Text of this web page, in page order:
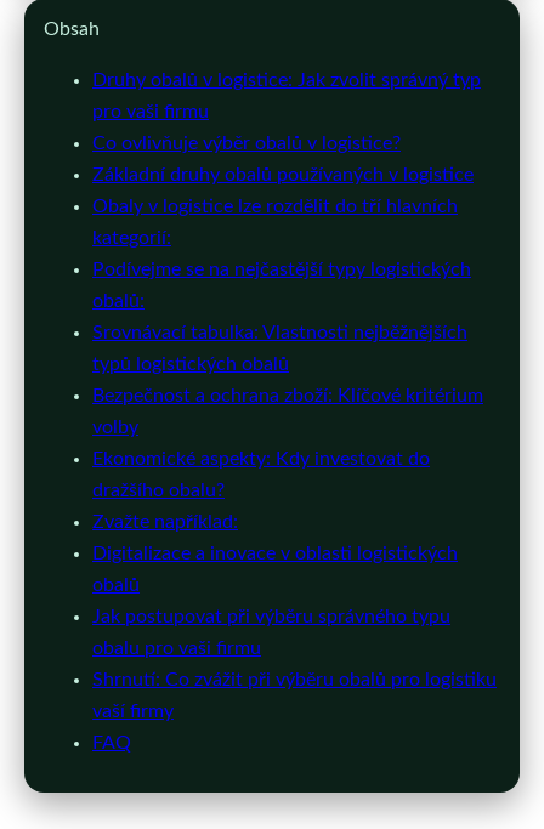
Optimalizujte Obaly pro Efektivní
16. 5. 2026· 9 min čtení · Autor: Michaela Svobodová
Obsah
Druhy obalů v logistice: Jak zvolit správný typ
pro vaši firmu
Co ovlivňuje výběr obalů v logistice?
Základní druhy obalů používaných v logistice
Obaly v logistice lze rozdělit do tří hlavních
kategorií:
Podívejme se na nejčastější typy logistických
obalů:
Srovnávací tabulka: Vlastnosti nejběžnějších
typů logistických obalů
Bezpečnost a ochrana zboží: Klíčové kritérium
volby
Ekonomické aspekty: Kdy investovat do
dražšího obalu?
Zvažte například:
Digitalizace a inovace v oblasti logistických
obalů
Jak postupovat při výběru správného typu
obalu pro vaši firmu
Shrnutí: Co zvážit při výběru obalů pro logistiku
vaší firmy
FAQ